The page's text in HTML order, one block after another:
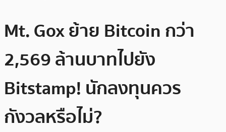
Mt. Gox ย้าย Bitcoin กว่า
2,569 ล้านบาทไปยัง
Bitstamp! นักลงทุนควร
กังวลหรือไม่?